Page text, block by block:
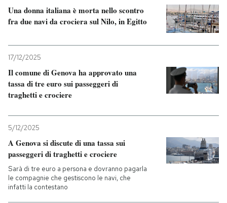
Politica
Tecnologia
Economia
Sport
Consumismi
Storie/Idee
Mondiali calcio 2026
PODCAST
NEWSLETTER
Una donna italiana è morta nello scontro
fra due navi da crociera sul Nilo, in Egitto
17/12/2025
Il comune di Genova ha approvato una
tassa di tre euro sui passeggeri di
traghetti e crociere
5/12/2025
A Genova si discute di una tassa sui
passeggeri di traghetti e crociere
Sarà di tre euro a persona e dovranno pagarla
le compagnie che gestiscono le navi, che
infatti la contestano